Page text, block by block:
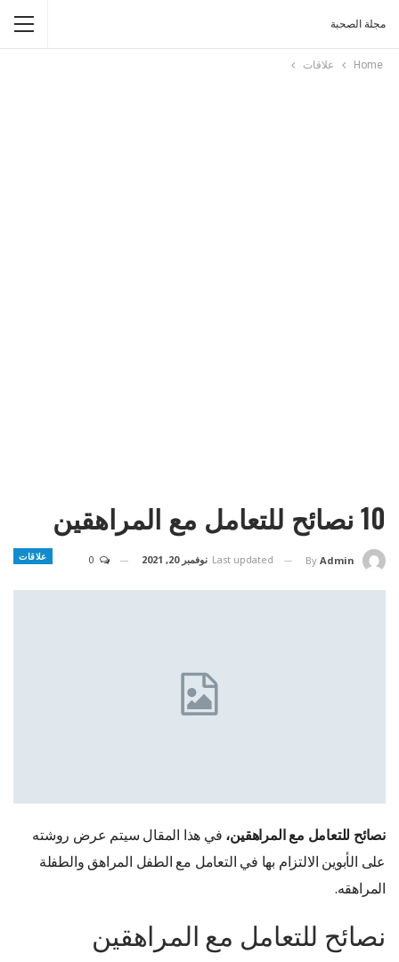
مجلة الصحبة
Home علاقات
10 نصائح للتعامل مع المراهقين
علاقات By Admin
Last updated نوفمبر 20, 2021
نصائح للتعامل مع المراهقين، في هذا المقال سيتم عرض روشته
على الأبوين الالتزام بها في التعامل مع الطفل المراهق والطفلة
المراهقه.
نصائح للتعامل مع المراهقين